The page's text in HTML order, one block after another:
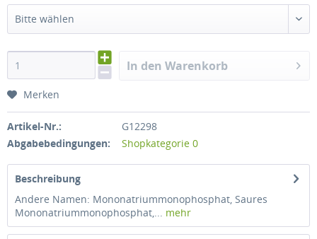
Bitte wählen
In den Warenkorb
Merken
Artikel-Nr.:
G12298
Abgabebedingungen:
Shopkategorie 0
Beschreibung
Andere Namen: Mononatriummonophosphat, Saures
Mononatriummonophosphat,... mehr